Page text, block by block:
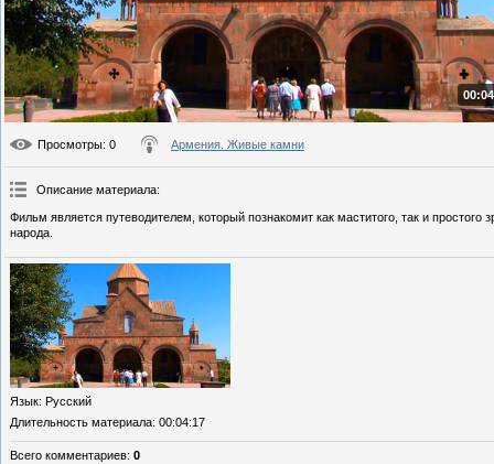
Просмотры: 0 Армения. Живые камни
Описание материала:
Фильм является путеводителем, который познакомит как маститого, так и
народа.
Язык: Русский
Длительность материала: 00:04:17
Всего комментариев: 0